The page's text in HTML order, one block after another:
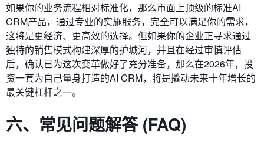
如果你的业务流程相对标准化，那么市面上顶级的标准AI
CRM产品，通过专业的实施服务，完全可以满足你的需求，
这将是更经济、更高效的选择。但如果你的企业正寻求通过
独特的销售模式构建深厚的护城河，并且在经过审慎评估
后，确认已为这次变革做好了充分准备，那么在2026年，投
资一套为自己量身打造的AI CRM，将是撬动未来十年增长的
最关键杠杆之一。
六、常见问题解答 (FAQ)